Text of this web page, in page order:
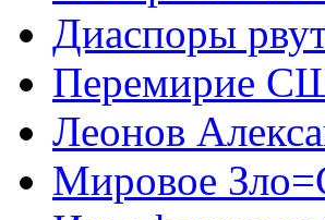
Диаспоры
Перемирие
Леонов
Мировое